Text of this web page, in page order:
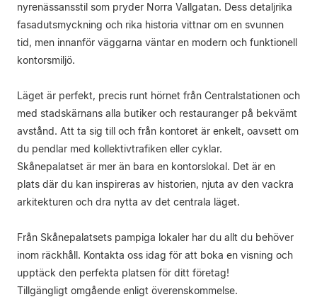
nyrenässansstil som pryder Norra Vallgatan. Dess detaljrika
fasadutsmyckning och rika historia vittnar om en svunnen
tid, men innanför väggarna väntar en modern och funktionell
kontorsmiljö.
Läget är perfekt, precis runt hörnet från Centralstationen och
med stadskärnans alla butiker och restauranger på bekvämt
avstånd. Att ta sig till och från kontoret är enkelt, oavsett om
du pendlar med kollektivtrafiken eller cyklar.
Skånepalatset är mer än bara en kontorslokal. Det är en
plats där du kan inspireras av historien, njuta av den vackra
arkitekturen och dra nytta av det centrala läget.
Från Skånepalatsets pampiga lokaler har du allt du behöver
inom räckhåll. Kontakta oss idag för att boka en visning och
upptäck den perfekta platsen för ditt företag!
Tillgängligt omgående enligt överenskommelse.